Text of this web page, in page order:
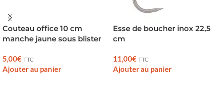
Couteau office 10 cm
manche jaune sous blister
5,00€ TTC
Ajouter au panier
Esse de boucher inox 22,5
cm
11,00€ TTC
Ajouter au panier